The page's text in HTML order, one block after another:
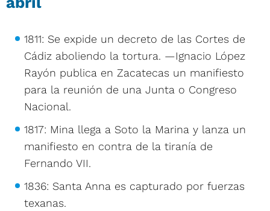
1811: Se expide un decreto de las Cortes de
Cádiz aboliendo la tortura. —Ignacio López
Rayón publica en Zacatecas un manifiesto
para la reunión de una Junta o Congreso
Nacional.
1817: Mina llega a Soto la Marina y lanza un
manifiesto en contra de la tiranía de
Fernando VII.
1836: Santa Anna es capturado por fuerzas
texanas.